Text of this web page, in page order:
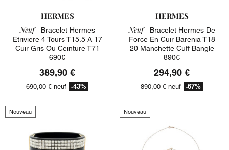
HERMES
Neuf | Bracelet Hermes
Etriviere 4 Tours T15.5 A 17
Cuir Gris Ou Ceinture T71
690€
389,90 €
690,00 € neuf -43%
HERMES
Neuf | Bracelet Hermes De
Force En Cuir Barenia T18
20 Manchette Cuff Bangle
890€
294,90 €
890,00 € neuf -67%
Nouveau Nouveau